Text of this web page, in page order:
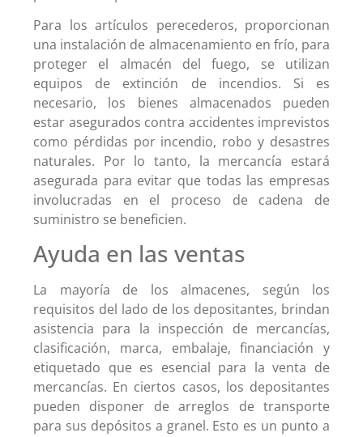
Para los artículos perecederos, proporcionan
una instalación de almacenamiento en frío, para
proteger el almacén del fuego, se utilizan
equipos de extinción de incendios. Si es
necesario, los bienes almacenados pueden
estar asegurados contra accidentes imprevistos
como pérdidas por incendio, robo y desastres
naturales. Por lo tanto, la mercancía estará
asegurada para evitar que todas las empresas
involucradas en el proceso de cadena de
suministro se beneficien.
Ayuda en las ventas
La mayoría de los almacenes, según los
requisitos del lado de los depositantes, brindan
asistencia para la inspección de mercancías,
clasificación, marca, embalaje, financiación y
etiquetado que es esencial para la venta de
mercancías. En ciertos casos, los depositantes
pueden disponer de arreglos de transporte
para sus depósitos a granel. Esto es un punto a